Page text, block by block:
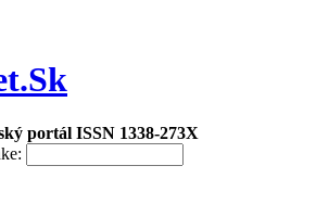
portál ISSN 1338-273X